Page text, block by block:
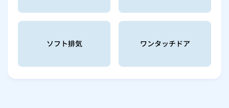
ソフト排気 ワンタッチドア